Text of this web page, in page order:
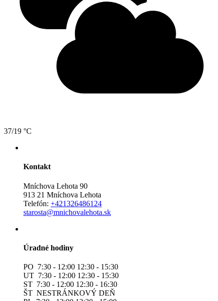
37/19 °C
Kontakt
Mníchova Lehota 90
913 21 Mníchova Lehota
Telefón: +421326486124
starosta@mnichovalehota.sk
Úradné hodiny
PO 7:30 - 12:00 12:30 - 15:30
UT 7:30 - 12:00 12:30 - 15:30
ST 7:30 - 12:00 12:30 - 16:30
ŠT NESTRÁNKOVÝ DEŇ